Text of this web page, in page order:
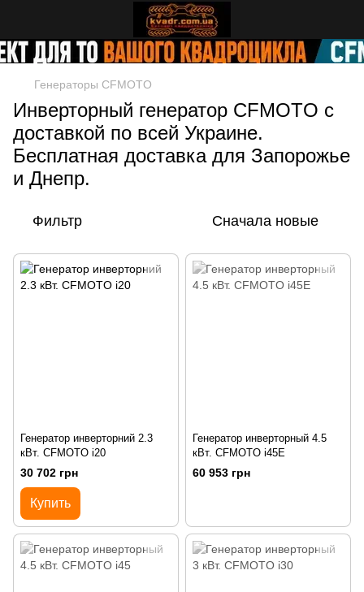
Генераторы CFMOTO
Инверторный генератор CFMOTO с
доставкой по всей Украине.
Бесплатная доставка для Запорожье
и Днепр.
Фильтр Сначала новые
Генератор инверторний 2.3
кВт. CFMOTO i20
30 702 грн
Купить
Генератор инверторный 4.5
кВт. CFMOTO i45E
60 953 грн